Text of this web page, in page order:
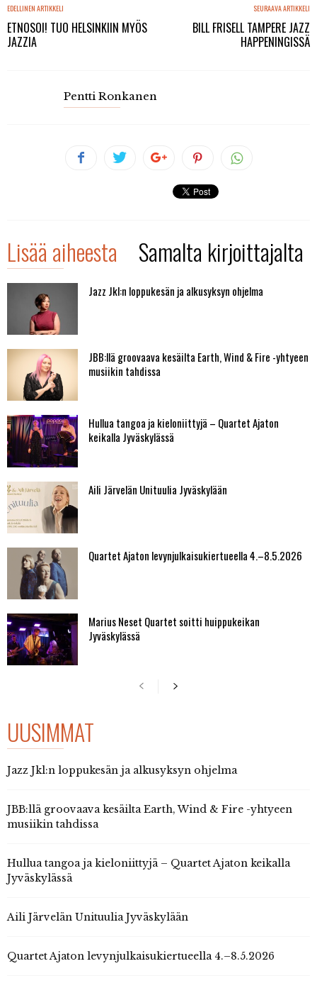
EDELLINEN ARTIKKELI
ETNOSOI! TUO HELSINKIIN MYÖS
JAZZIA
SEURAAVA ARTIKKELI
BILL FRISELL TAMPERE JAZZ
HAPPENINGISSÄ
Pentti Ronkanen
Lisää aiheesta Samalta kirjoittajalta
Jazz Jkl:n loppukesän ja alkusyksyn ohjelma
JBB:llä groovaava kesäilta Earth, Wind & Fire -yhtyeen
musiikin tahdissa
Hullua tangoa ja kieloniittyjä – Quartet Ajaton
keikalla Jyväskylässä
Aili Järvelän Unituulia Jyväskylään
Quartet Ajaton levynjulkaisukiertueella 4.–8.5.2026
Marius Neset Quartet soitti huippukeikan
Jyväskylässä
UUSIMMAT
Jazz Jkl:n loppukesän ja alkusyksyn ohjelma
JBB:llä groovaava kesäilta Earth, Wind & Fire -yhtyeen
musiikin tahdissa
Hullua tangoa ja kieloniittyjä – Quartet Ajaton keikalla
Jyväskylässä
Aili Järvelän Unituulia Jyväskylään
Quartet Ajaton levynjulkaisukiertueella 4.–8.5.2026